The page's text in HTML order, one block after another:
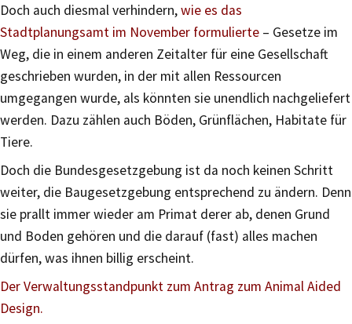
Doch auch diesmal verhindern,wie es das
Stadtplanungsamt im November formulierte – Gesetze im
Weg, die in einem anderen Zeitalter für eine Gesellschaft
geschrieben wurden, in der mit allen Ressourcen
umgegangen wurde, als könnten sie unendlich nachgeliefert
werden. Dazu zählen auch Böden, Grünflächen, Habitate für
Tiere.
Doch die Bundesgesetzgebung ist da noch keinen Schritt
weiter, die Baugesetzgebung entsprechend zu ändern. Denn
sie prallt immer wieder am Primat derer ab, denen Grund
und Boden gehören und die darauf (fast) alles machen
dürfen, was ihnen billig erscheint.
Der Verwaltungsstandpunkt zum Antrag zum Animal Aided
Design.